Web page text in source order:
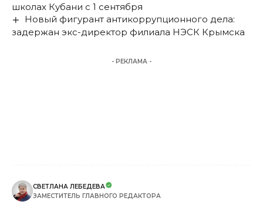
школах Кубани с 1 сентября
Новый фигурант антикоррупционного дела:
задержан экс-директор филиала НЭСК Крымска
- РЕКЛАМА -
СВЕТЛАНА ЛЕБЕДЕВА
ЗАМЕСТИТЕЛЬ ГЛАВНОГО РЕДАКТОРА